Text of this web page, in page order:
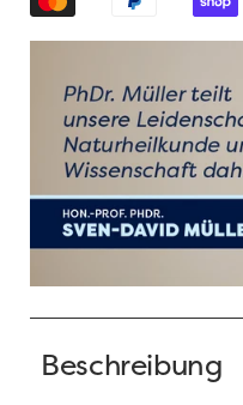
Beschreibung